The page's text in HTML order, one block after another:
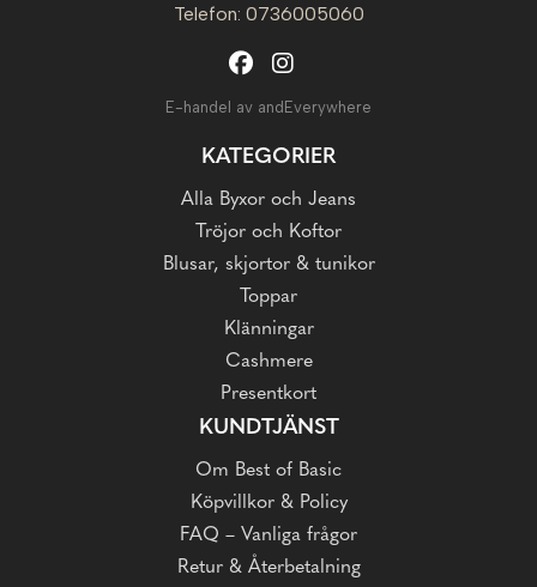
Telefon: 0736005060
E-handel av andEverywhere
KATEGORIER
Alla Byxor och Jeans
Tröjor och Koftor
Blusar, skjortor & tunikor
Toppar
Klänningar
Cashmere
Presentkort
KUNDTJÄNST
Om Best of Basic
Köpvillkor & Policy
FAQ – Vanliga frågor
Retur & Återbetalning